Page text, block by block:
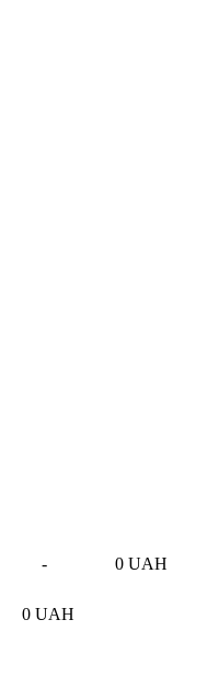
-
0 UAH
0 UAH